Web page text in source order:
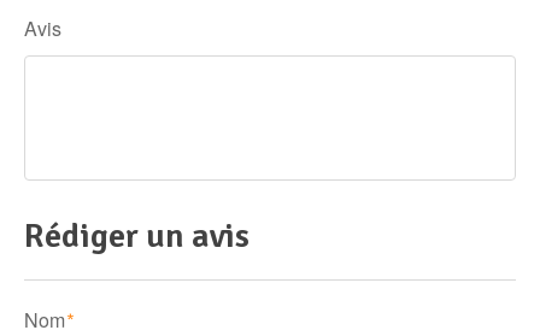
Avis
Rédiger un avis
Nom *